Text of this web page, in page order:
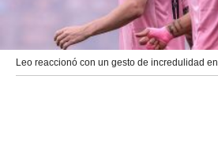
Leo reaccionó con un gesto de incredulidad